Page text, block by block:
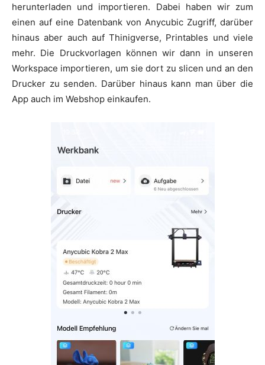
herunterladen und importieren. Dabei haben wir zum
einen auf eine Datenbank von Anycubic Zugriff, darüber
hinaus aber auch auf Thinigverse, Printables und viele
mehr. Die Druckvorlagen können wir dann in unseren
Workspace importieren, um sie dort zu slicen und an den
Drucker zu senden. Darüber hinaus kann man über die
App auch im Webshop einkaufen.